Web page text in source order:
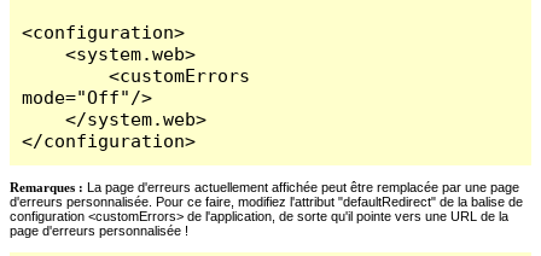
<configuration>
    <system.web>
        <customErrors
mode="Off"/>
    </system.web>
</configuration>
Remarques : La page d'erreurs actuellement affichée peut être remplacée par une page
d'erreurs personnalisée. Pour ce faire, modifiez l'attribut "defaultRedirect" de la balise de
configuration <customErrors> de l'application, de sorte qu'il pointe vers une URL de la
page d'erreurs personnalisée !